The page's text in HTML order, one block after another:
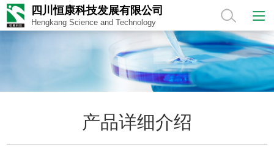
四川恒康科技发展有限公司
Hengkang Science and Technology
产品详细介绍